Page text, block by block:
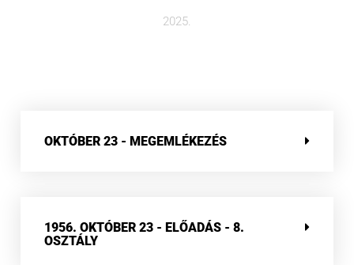
2025.
OKTÓBER 23 - MEGEMLÉKEZÉS
1956. OKTÓBER 23 - ELŐADÁS - 8.
OSZTÁLY